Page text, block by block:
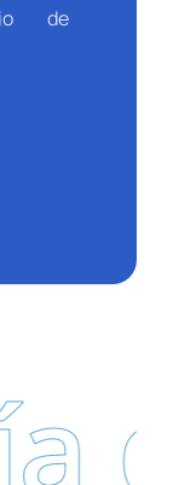
de